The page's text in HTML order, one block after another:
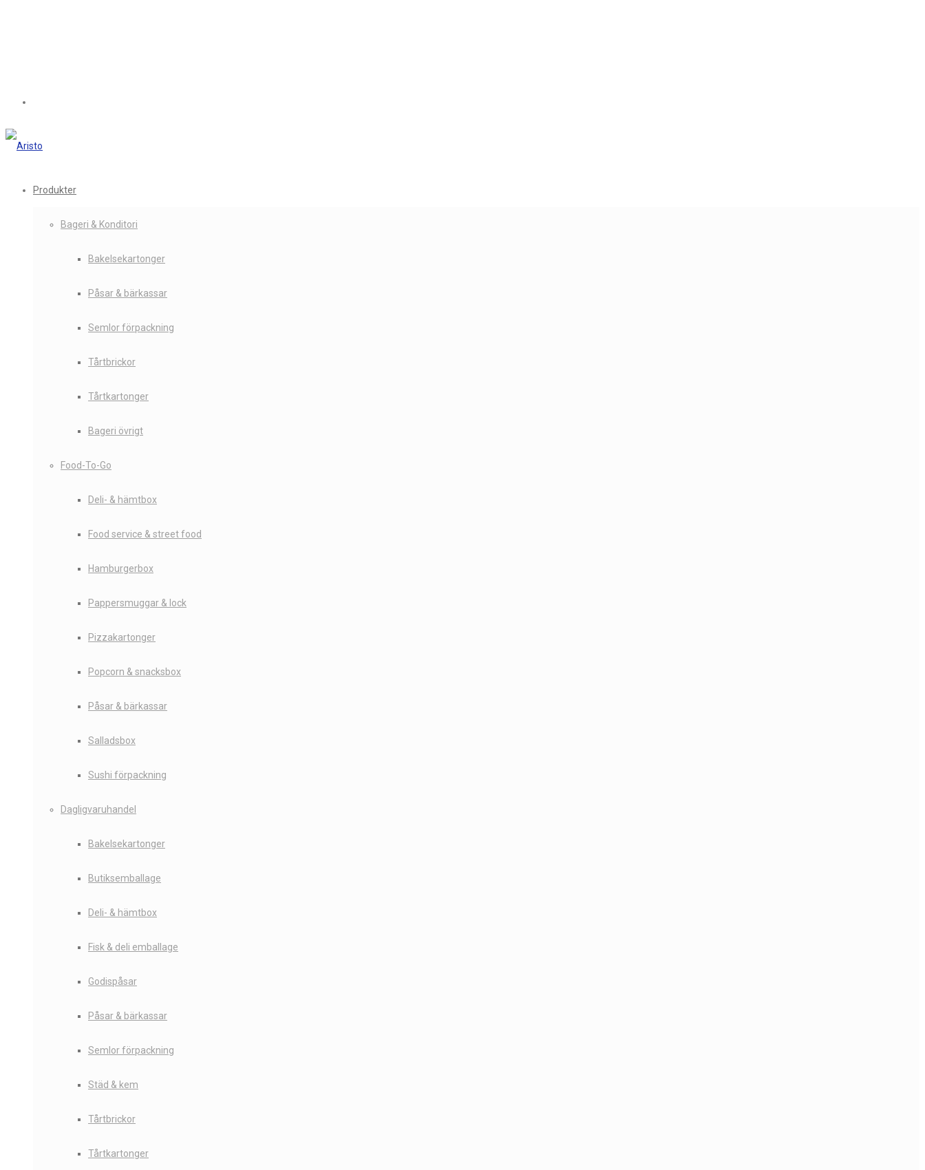
Produkter
Bageri & Konditori
Bakelsekartonger
Påsar & bärkassar
Semlor förpackning
Tårtbrickor
Tårtkartonger
Bageri övrigt
Food-To-Go
Deli- & hämtbox
Food service & street food
Hamburgerbox
Pappersmuggar & lock
Pizzakartonger
Popcorn & snacksbox
Påsar & bärkassar
Salladsbox
Sushi förpackning
Dagligvaruhandel
Bakelsekartonger
Butiksemballage
Deli- & hämtbox
Fisk & deli emballage
Godispåsar
Påsar & bärkassar
Semlor förpackning
Städ & kem
Tårtbrickor
Tårtkartonger